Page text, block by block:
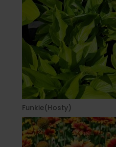
Funkie(Hosty)